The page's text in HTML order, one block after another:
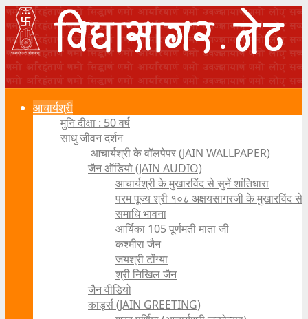
आचार्यश्री
मुनि दीक्षा : 50 वर्ष
साधु जीवन दर्शन
आचार्यश्री के वॉलपेपर (JAIN WALLPAPER)
जैन ऑडियो (JAIN AUDIO)
आचार्यश्री के मुखारविंद से सुनें शांतिधारा
परम पूज्य श्री १०८ अक्षयसागरजी के मुखारविंद से
समाधि भावना
आर्यिका 105 पूर्णमती माता जी
कश्मीरा जैन
जयश्री टोंग्या
श्री निखिल जैन
जैन वीडियो
कार्ड्स (JAIN GREETING)